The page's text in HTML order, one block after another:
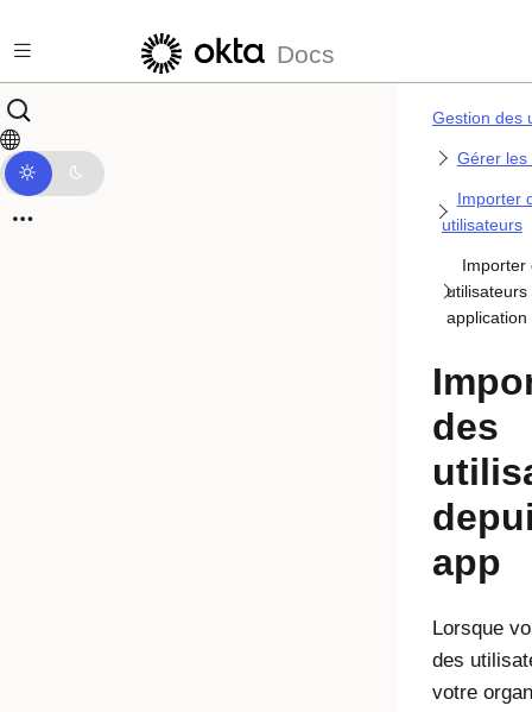
Docs
Gestion des
Gérer les
Importer
utilisateurs
Importer
application
des
app
Lorsque
des
votre